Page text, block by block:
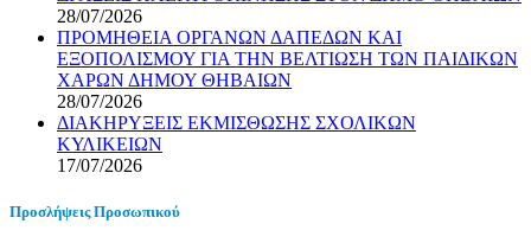
28/07/2026
ΠΡΟΜΗΘΕΙΑ ΟΡΓΑΝΩΝ ΔΑΠΕΔΩΝ ΚΑΙ
ΕΞΟΠΟΛΙΣΜΟΥ ΓΙΑ ΤΗΝ ΒΕΛΤΙΩΣΗ ΤΩΝ ΠΑΙΔΙΚΩΝ
ΧΑΡΩΝ ΔΗΜΟΥ ΘΗΒΑΙΩΝ
28/07/2026
ΔΙΑΚΗΡΥΞΕΙΣ ΕΚΜΙΣΘΩΣΗΣ ΣΧΟΛΙΚΩΝ
ΚΥΛΙΚΕΙΩΝ
17/07/2026
Προσλήψεις Προσωπικού